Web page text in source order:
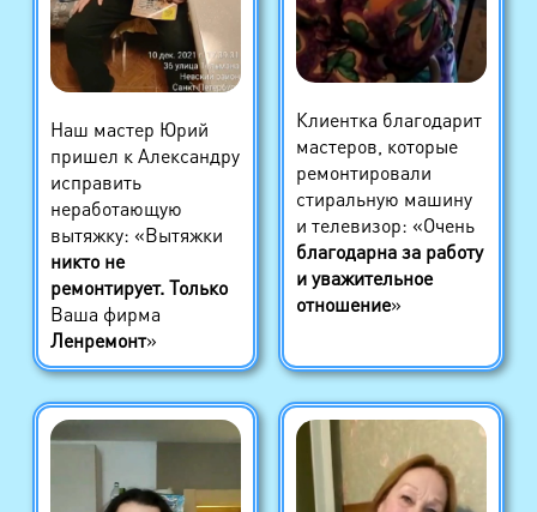
Наш мастер Юрий
пришел к Александру
исправить
неработающую
вытяжку: «Вытяжки
никто не
ремонтирует. Только
Ваша фирма
Ленремонт»
Клиентка благодарит
мастеров, которые
ремонтировали
стиральную машину
и телевизор: «Очень
благодарна за работу
и уважительное
отношение»